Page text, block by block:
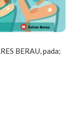
BERAU, pada;